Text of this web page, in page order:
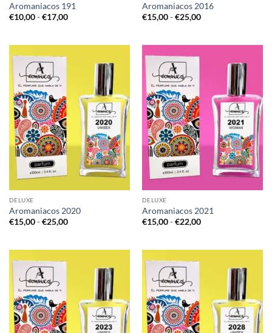
Aromaniacos 191
€10,00 - €17,00Rango
€10,00
hasta
Aromaniacos 2016
€15,00 - €25,00Rango
€15,00
DELUXE
Aromaniacos 2020
€15,00 - €25,00Rango
€15,00
hasta
DELUXE
Aromaniacos 2021
€15,00 - €22,00Rango
€15,00
hasta